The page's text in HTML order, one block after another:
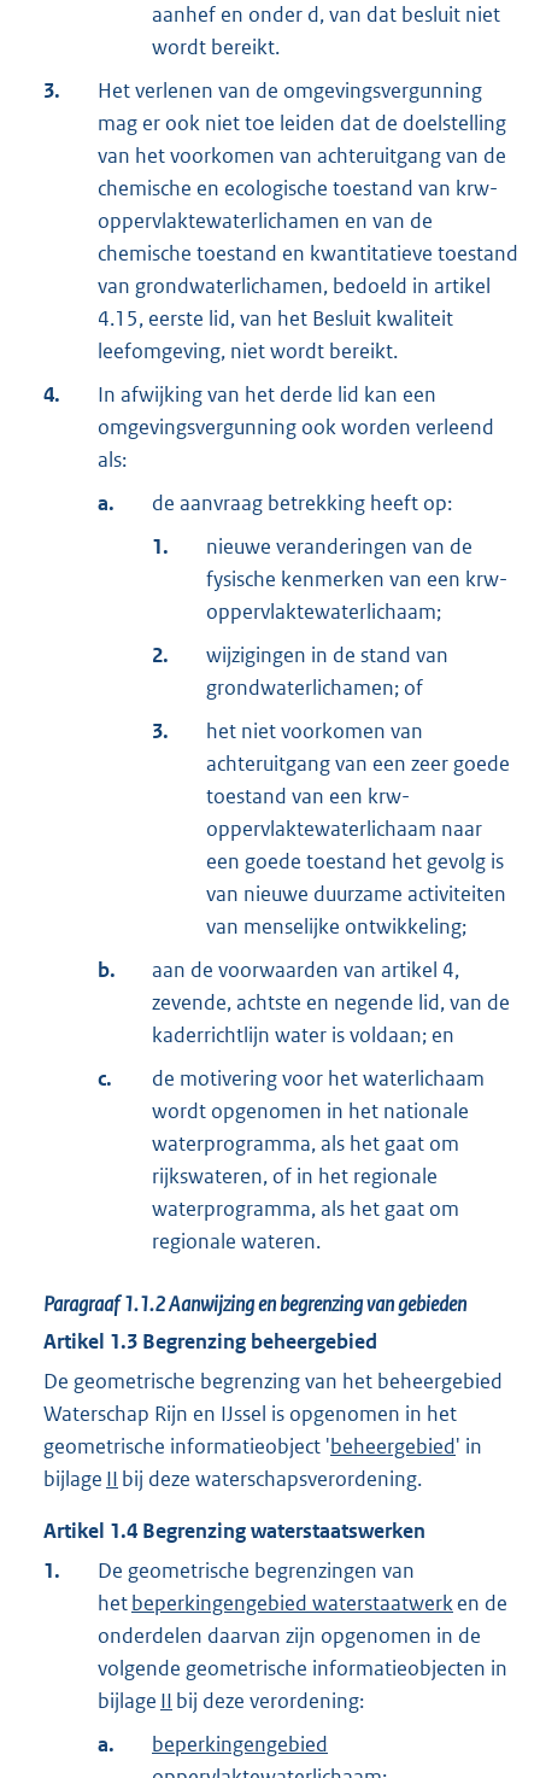
aanhef en onder d, van dat besluit niet
wordt bereikt.
3.
Het verlenen van de omgevingsvergunning
mag er ook niet toe leiden dat de doelstelling
van het voorkomen van achteruitgang van de
chemische en ecologische toestand van krw-
oppervlaktewaterlichamen en van de
chemische toestand en kwantitatieve toestand
van grondwaterlichamen, bedoeld in artikel
4.15, eerste lid, van het Besluit kwaliteit
leefomgeving, niet wordt bereikt.
4.
In afwijking van het derde lid kan een
omgevingsvergunning ook worden verleend
als:
a.
de aanvraag betrekking heeft op:
1.
nieuwe veranderingen van de
fysische kenmerken van een krw-
oppervlaktewaterlichaam;
2.
wijzigingen in de stand van
grondwaterlichamen; of
3.
het niet voorkomen van
achteruitgang van een zeer goede
toestand van een krw-
oppervlaktewaterlichaam naar
een goede toestand het gevolg is
van nieuwe duurzame activiteiten
van menselijke ontwikkeling;
b.
aan de voorwaarden van artikel 4,
zevende, achtste en negende lid, van de
kaderrichtlijn water is voldaan; en
c.
de motivering voor het waterlichaam
wordt opgenomen in het nationale
waterprogramma, als het gaat om
rijkswateren, of in het regionale
waterprogramma, als het gaat om
regionale wateren.
Paragraaf1.1.2Aanwijzing en begrenzing van gebieden
Artikel 1.3 Begrenzing beheergebied
De geometrische begrenzing van het beheergebied
Waterschap Rijn en IJssel is opgenomen in het
geometrische informatieobject 'beheergebied' in
bijlage II bij deze waterschapsverordening.
Artikel 1.4 Begrenzing waterstaatswerken
1.
De geometrische begrenzingen van
hetbeperkingengebied waterstaatwerken de
onderdelen daarvan zijn opgenomen in de
volgende geometrische informatieobjecten in
bijlage II bij deze verordening:
a.
beperkingengebied